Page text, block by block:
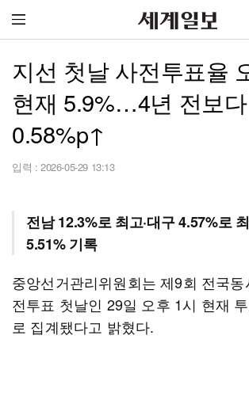
지선 첫날 사전투표율
현재 5.9%…4년 전보다
0.58%p↑
입력 : 2026-05-29 13:13
전남 12.3%로 최고·대구 4.57%로
5.51% 기록
중앙선거관리위원회는 제9회 전국
전투표 첫날인 29일 오후 1시 현재
로 집계됐다고 밝혔다.